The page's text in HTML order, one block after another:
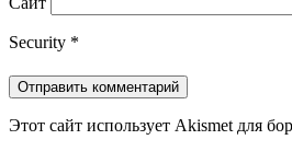
Security *
Этот сайт использует Akismet для